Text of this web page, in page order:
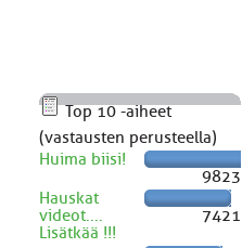
Top 10 -aiheet
(vastausten perusteella)
Huima biisi!
9823
Hauskat
videot....
Lisätkää !!!
7421